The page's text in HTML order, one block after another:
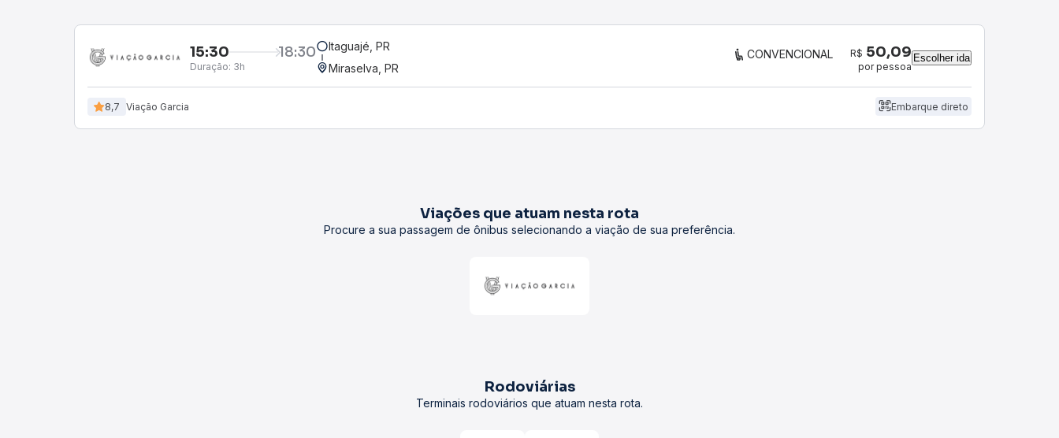
15:30 18:30
Duração: 3h
Itaguajé, PR
Miraselva, PR
CONVENCIONAL R$ 50,09
por pessoa
Escolher ida
8,7 Viação Garcia Embarque direto
Viações que atuam nesta rota
Procure a sua passagem de ônibus selecionando a viação de sua preferência.
Rodoviárias
Terminais rodoviários que atuam nesta rota.